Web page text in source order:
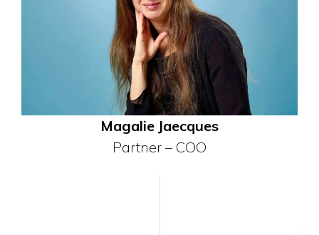
Magalie Jaecques
Partner – COO